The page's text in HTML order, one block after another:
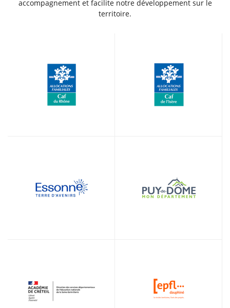
accompagnement et facilite notre développement sur le
territoire.